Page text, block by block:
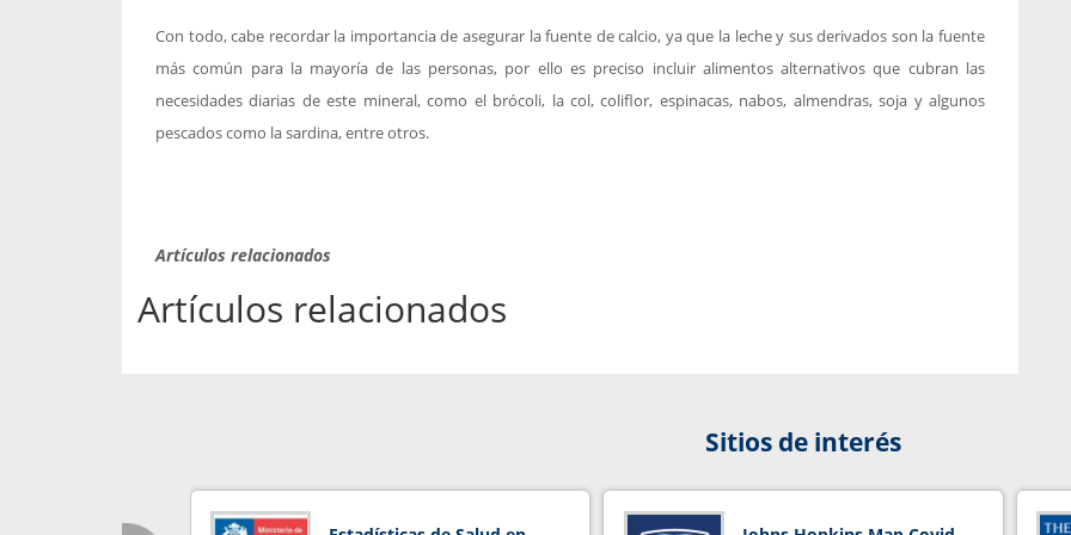
Con todo, cabe recordar la importancia de asegurar la fuente de calcio, ya que la leche y sus derivados son la fuente
más común para la mayoría de las personas, por ello es preciso incluir alimentos alternativos que cubran las
necesidades diarias de este mineral, como el brócoli, la col, coliflor, espinacas, nabos, almendras, soja y algunos
pescados como la sardina, entre otros.
Artículos relacionados
Artículos relacionados
Sitios de interés